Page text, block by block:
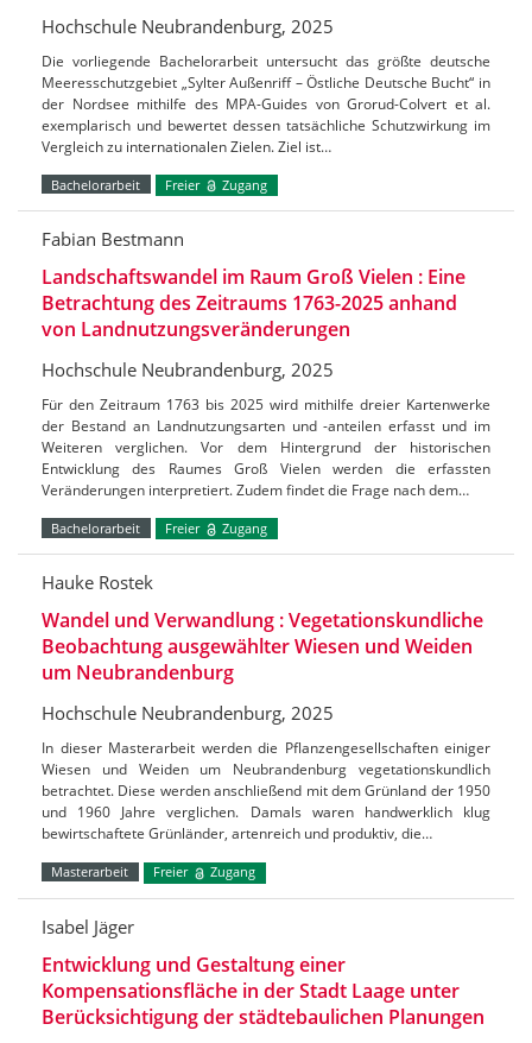
Hochschule Neubrandenburg, 2025
Die vorliegende Bachelorarbeit untersucht das größte deutsche
Meeresschutzgebiet „Sylter Außenriff – Östliche Deutsche Bucht“ in
der Nordsee mithilfe des MPA-Guides von Grorud-Colvert et al.
exemplarisch und bewertet dessen tatsächliche Schutzwirkung im
Vergleich zu internationalen Zielen. Ziel ist…
Bachelorarbeit Freier Zugang
Fabian Bestmann
Landschaftswandel im Raum Groß Vielen : Eine
Betrachtung des Zeitraums 1763-2025 anhand
von Landnutzungsveränderungen
Hochschule Neubrandenburg, 2025
Für den Zeitraum 1763 bis 2025 wird mithilfe dreier Kartenwerke
der Bestand an Landnutzungsarten und -anteilen erfasst und im
Weiteren verglichen. Vor dem Hintergrund der historischen
Entwicklung des Raumes Groß Vielen werden die erfassten
Veränderungen interpretiert. Zudem findet die Frage nach dem…
Bachelorarbeit Freier Zugang
Hauke Rostek
Wandel und Verwandlung : Vegetationskundliche
Beobachtung ausgewählter Wiesen und Weiden
um Neubrandenburg
Hochschule Neubrandenburg, 2025
In dieser Masterarbeit werden die Pflanzengesellschaften einiger
Wiesen und Weiden um Neubrandenburg vegetationskundlich
betrachtet. Diese werden anschließend mit dem Grünland der 1950
und 1960 Jahre verglichen. Damals waren handwerklich klug
bewirtschaftete Grünländer, artenreich und produktiv, die…
Masterarbeit Freier Zugang
Isabel Jäger
Entwicklung und Gestaltung einer
Kompensationsfläche in der Stadt Laage unter
Berücksichtigung der städtebaulichen Planungen